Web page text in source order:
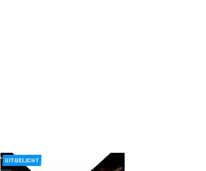
UITGELICHT